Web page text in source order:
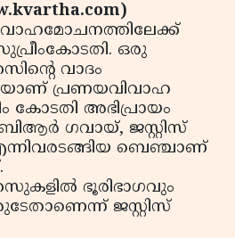
ഒരു
വാദം
പ്രണയവിവാഹ
കോടതി അഭിപ്രായം
ഗവായ്, ജസ്റ്റിസ്
ബെഞ്ചാണ്
ഭൂരിഭാഗവും
ജസ്റ്റിസ്